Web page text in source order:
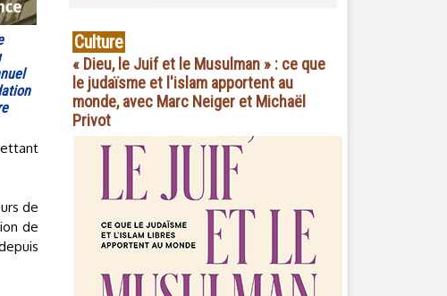
de
de
Culture
« Dieu, le Juif et le Musulman » : ce que
le judaïsme et l'islam apportent au
monde, avec Marc Neiger et Michaël
Privot